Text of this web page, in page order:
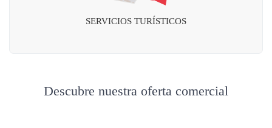
SERVICIOS TURÍSTICOS
Descubre nuestra oferta comercial